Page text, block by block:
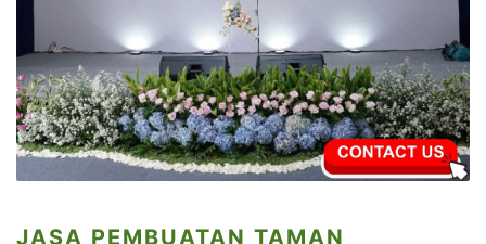
JASA PEMBUATAN TAMAN